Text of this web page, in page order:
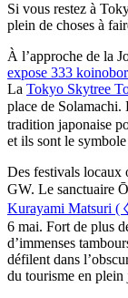
Si vous restez à
plein de choses à
À l’approche de la
expose 333
La Tokyo Skytree
place de
tradition japonaise
et ils sont le
Des festivals locaux
GW. Le sanctuaire
Kurayami Matsuri (
6 mai. Fort de plus
d’immenses
défilent dans
du tourisme en plein